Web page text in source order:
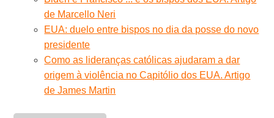
de Marcello Neri
EUA: duelo entre bispos no dia da posse do novo
presidente
Como as lideranças católicas ajudaram a dar
origem à violência no Capitólio dos EUA. Artigo
de James Martin